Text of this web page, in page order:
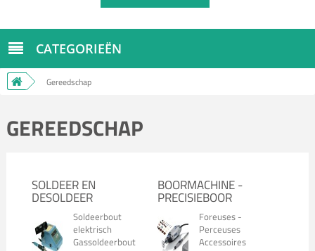
CATEGORIEËN
Gereedschap
GEREEDSCHAP
SOLDEER EN
DESOLDEER
Soldeerbout
elektrisch
Gassoldeerbout
BOORMACHINE -
PRECISIEBOOR
Foreuses -
Perceuses
Accessoires